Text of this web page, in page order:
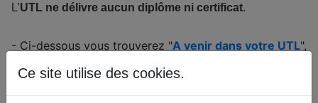
L’UTL ne délivre aucun diplôme ni certificat.
- Ci-dessous vous trouverez "A venir dans votre UTL",
suivi des "dernières actualités de notre UTL
Ce site utilise des cookies.